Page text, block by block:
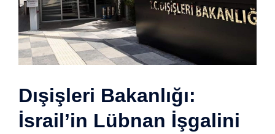
Dışişleri Bakanlığı:
İsrail’in Lübnan İşgalini